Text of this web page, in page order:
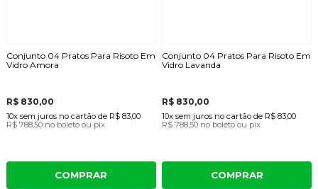
Conjunto 04 Pratos Para Risoto Em
Vidro Amora
R$ 830,00
10x sem juros no cartãode R$ 83,00
R$ 788,50 no boleto ou pix
COMPRAR
Conjunto 04 Pratos Para Risoto Em
Vidro Lavanda
R$ 830,00
10x sem juros no cartão de R$ 83,00
R$ 788,50 no boleto ou pix
COMPRAR